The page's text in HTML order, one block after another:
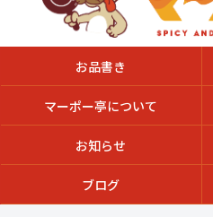
お品書き
マーポー亭について
お知らせ
ブログ